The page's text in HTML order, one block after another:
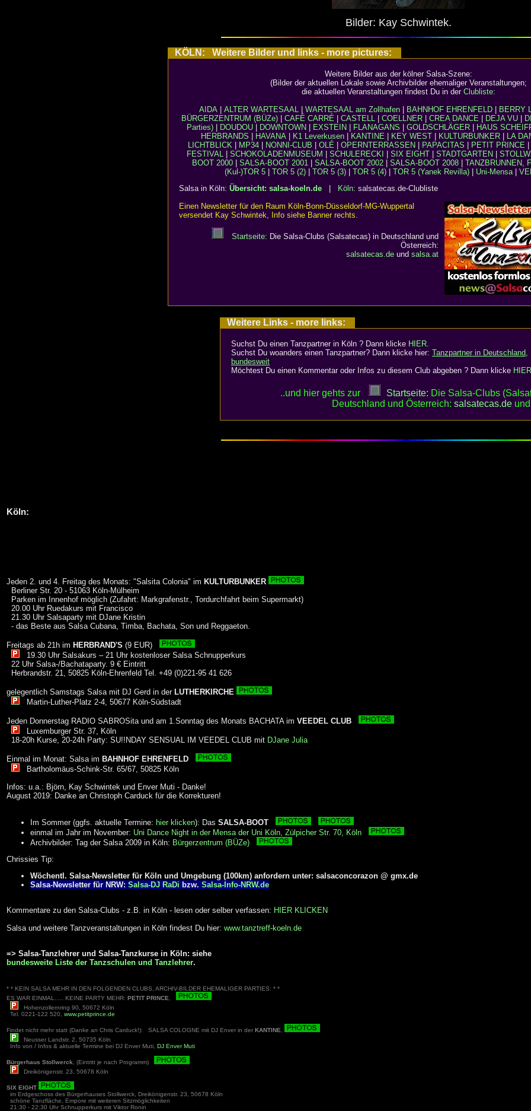
Bilder: Kay Schwintek.
KÖLN: Weitere Bilder und links - more pictures:
Weitere Bilder aus der kölner Salsa-Szene:
(Bilder der aktuellen Lokale sowie Archivbilder ehemaliger Veranstaltungen;
die aktuellen Veranstaltungen findest Du in der Clubliste:
AIDA
ALTER WARTESAAL WARTESAAL am Zollhafen BAHNHOF EHRENFELD BERRY
BÜRGERZENTRUM (BÜZe)| CAFÉ CARRÉ| CASTELL| COELLNER| CREA DANCE| DEJA VU|
Parties)
DOUDOU DOWNTOWN EXSTEIN FLANAGANS GOLDSCHLÄGER HAUS
HERBRANDS
HAVANA| K1 Leverkusen| KANTINE| KEY WEST| KULTURBUNKER| LA
LICHTBLICK
MP34 NONNI-CLUB OLÉ OPERNTERRASSEN PAPACITAS PETIT PRINCE
FESTIVAL
SCHOKOLADENMUSEUM SCHULERECKI SIX EIGHT STADTGARTEN
BOOT 2000
SALSA-BOOT 2001 SALSA-BOOT 2002 SALSA-BOOT 2008 TANZBRUNNEN,
(Kul-)TOR 5
TOR 5 (2) TOR 5 (3) TOR 5 (4) TOR 5 (Yanek Revilla) Uni-Mensa|
Salsa in Köln: Übersicht: salsa-koeln.de| Köln: salsatecas.de-Clubliste
Einen Newsletter für den Raum Köln-Bonn-Düsseldorf-MG-Wuppertal
versendet Kay Schwintek, Info siehe Banner rechts.
Startseite: Die Salsa-Clubs (Salsatecas) in Deutschland und
Österreich:
salsatecas.deund salsa.at
Weitere Links - more links:
Suchst Du einen Tanzpartner in Köln ? Dann klicke HIER.
Suchst Du woanders einen Tanzpartner? Dann klicke hier: Tanzpartner in Deutschland,
bundesweit
Möchtest Du einen Kommentar oder Infos zu diesem Club abgeben ? Dann klicke HIER
..und hier gehts zur Startseite: Die Salsa-Clubs
Deutschland und Österreich: salsatecas.de und
Köln:
Jeden 2. und 4. Freitag des Monats: "Salsita Colonia" im KULTURBUNKER
Berliner Str. 20 - 51063 Köln-Mülheim
Parken im Innenhof möglich (Zufahrt: Markgrafenstr., Tordurchfahrt beim Supermarkt)
20.00 Uhr Ruedakurs mit Francisco
21.30 Uhr Salsaparty mit DJane Kristin
- das Beste aus Salsa Cubana, Timba, Bachata, Son und Reggaeton.
Freitags ab 21h im HERBRAND'S (9 EUR)
19.30 Uhr Salsakurs – 21 Uhr kostenloser Salsa Schnupperkurs
22 Uhr Salsa-/Bachataparty. 9 € Eintritt
Herbrandstr. 21, 50825 Köln-Ehrenfeld Tel. +49 (0)221-95 41 626
gelegentlich Samstags Salsa mit DJ Gerd in der LUTHERKIRCHE
Martin-Luther-Platz 2-4, 50677 Köln-Südstadt
Jeden Donnerstag RADIO SABROSita und am 1.Sonntag des Monats BACHATA im VEEDEL CLUB
Luxemburger Str. 37, Köln
18-20h Kurse, 20-24h Party: SU!!NDAY SENSUAL IM VEEDEL CLUB mit DJane Julia
Einmal im Monat: Salsa im BAHNHOF EHRENFELD
Bartholomäus-Schink-Str. 65/67, 50825 Köln
Infos: u.a.: Björn, Kay Schwintek und Enver Muti - Danke!
August 2019: Danke an Christoph Carduck für die Korrekturen!
Im Sommer (ggfs. aktuelle Termine: hier klicken): Das SALSA-BOOT
einmal im Jahr im November: Uni Dance Night in der Mensa der Uni Köln, Zülpicher Str. 70, Köln
Archivbilder: Tag der Salsa 2009 in Köln: Bürgerzentrum (BÜZe)
Chrissies Tip:
Wöchentl. Salsa-Newsletter für Köln und Umgebung (100km) anfordern unter: salsaconcorazon @ gmx.de
Salsa-Newsletter für NRW: Salsa-DJ RaDi bzw. Salsa-Info-NRW.de
Kommentare zu den Salsa-Clubs - z.B. in Köln - lesen oder selber verfassen: HIER KLICKEN
Salsa und weitere Tanzveranstaltungen in Köln findest Du hier: www.tanztreff-koeln.de
=> Salsa-Tanzlehrer und Salsa-Tanzkurse in Köln: siehe
bundesweite Liste der Tanzschulen und Tanzlehrer.
* * KEIN SALSA MEHR IN DEN FOLGENDEN CLUBS, ARCHIV-BILDER EHEMALIGER PARTIES: * *
ES WAR EINMAL..... KEINE PARTY MEHR: PETIT PRINCE,
Hohenzollernring 90, 50672 Köln
Tel. 0221-122 520, www.petitprince.de
Findet nicht mehr statt (Danke an Chris Carduck!): SALSA COLOGNE mit DJ Enver in der KANTINE,
Neusser Landstr. 2, 50735 Köln
Info von / Infos & aktuelle Termine bei DJ Enver Muti, DJ Enver Muti
Bürgerhaus Stollwerck, (Eintritt je nach Programm)
Dreikönigenstr. 23, 50678 Köln
SIX EIGHT
im Erdgeschoss des Bürgerhauses Stollwerck, Dreikönigenstr. 23, 50678 Köln
schöne Tanzfläche, Empore mit weiteren Sitzmöglichkeiten
21:30 - 22:30 Uhr Schnupperkurs mit Viktor Ronin